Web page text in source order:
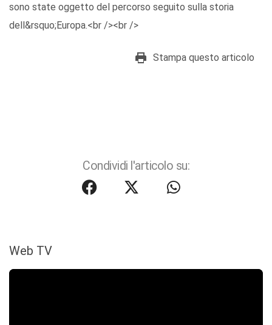
sono state oggetto del percorso seguito sulla storia
dell&rsquo;Europa.<br /><br />
Stampa questo articolo
Condividi l'articolo su:
Web TV